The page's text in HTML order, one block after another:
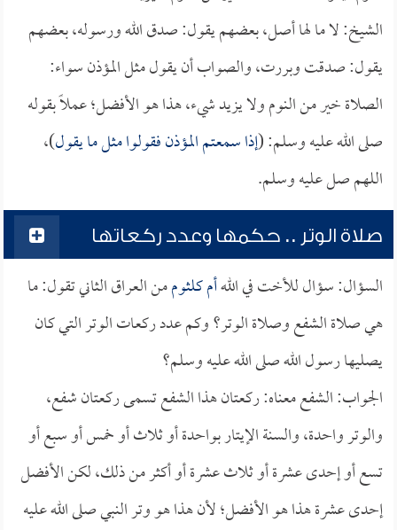
الشيخ: لا ما لها أصل، بعضهم يقول: صدق الله ورسوله، بعضهم
يقول: صدقت وبررت، والصواب أن يقول مثل المؤذن سواء:
الصلاة خير من النوم ولا يزيد شيء، هذا هو الأفضل؛ عملاً بقوله
صلى الله عليه وسلم: (إذا سمعتم المؤذن فقولوا مثل ما يقول)،
اللهم صل عليه وسلم.
صلاة الوتر .. حكمها وعدد ركعاتها
السؤال: سؤال للأخت في اللهأم كلثوممن العراق الثاني تقول: ما
هي صلاة الشفع وصلاة الوتر؟ وكم عدد ركعات الوتر التي كان
يصليها رسول الله صلى الله عليه وسلم؟
الجواب: الشفع معناه: ركعتان هذا الشفع تسمى ركعتان شفع،
والوتر واحدة، والسنة الإيتار بواحدة أو ثلاث أو خمس أو سبع أو
تسع أو إحدى عشرة أو ثلاث عشرة أو أكثر من ذلك، لكن الأفضل
إحدى عشرة هذا هو الأفضل؛ لأن هذا هو وتر النبي صلى الله عليه